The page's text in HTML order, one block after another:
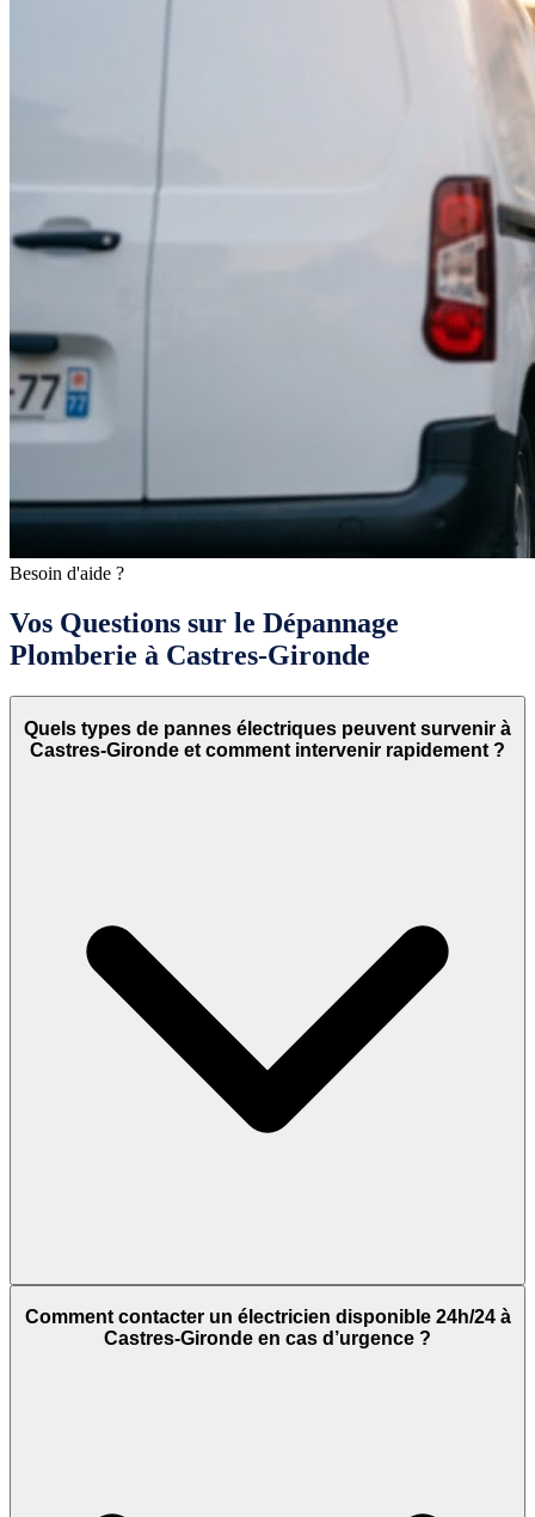
Besoin d'aide ?
Vos Questions sur le Dépannage
Plomberie à Castres-Gironde
Quels types de pannes électriques peuvent survenir à
Castres-Gironde et comment intervenir rapidement ?
Comment contacter un électricien disponible 24h/24 à
Castres-Gironde en cas d’urgence ?